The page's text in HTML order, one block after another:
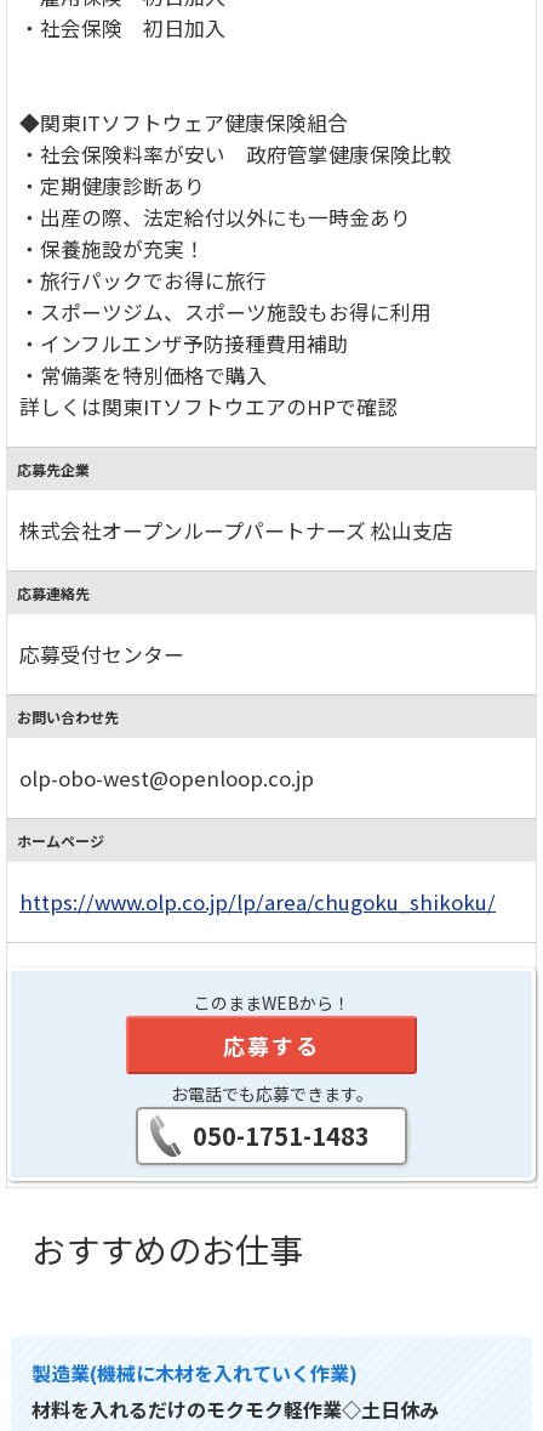
・社会保険 初日加入
◆関東ITソフトウェア健康保険組合
・社会保険料率が安い 政府管掌健康保険比較
・定期健康診断あり
・出産の際、法定給付以外にも一時金あり
・保養施設が充実！
・旅行パックでお得に旅行
・スポーツジム、スポーツ施設もお得に利用
・インフルエンザ予防接種費用補助
・常備薬を特別価格で購入
詳しくは関東ITソフトウエアのHPで確認
応募先企業
株式会社オープンループパートナーズ 松山支店
応募連絡先
応募受付センター
お問い合わせ先
olp-obo-west@openloop.co.jp
ホームページ
https://www.olp.co.jp/lp/area/chugoku_shikoku/
このままWEBから！
応募する
お電話でも応募できます。
050-1751-1483
おすすめのお仕事
製造業(機械に木材を入れていく作業)
材料を入れるだけのモクモク軽作業◇土日休み